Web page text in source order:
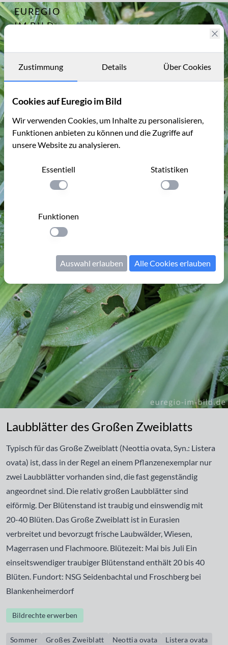
EUREGIO
IM BILD
Archiv
Kontakt
Archiv 14359
Laubblätter des Großen Zweiblatts
Typisch für das Große Zweiblatt (Neottia ovata, Syn.: Listera
ovata) ist, dass in der Regel an einem Pflanzenexemplar nur
zwei Laubblätter vorhanden sind, die fast gegenständig
angeordnet sind. Die relativ großen Laubblätter sind
eiförmig. Der Blütenstand ist traubig und einswendig mit
20-40 Blüten. Das Große Zweiblatt ist in Eurasien
verbreitet und bevorzugt frische Laubwälder, Wiesen,
Magerrasen und Flachmoore. Blütezeit: Mai bis Juli Ein
einseitswendiger traubiger Blütenstand enthält 20 bis 40
Blüten. Fundort: NSG Seidenbachtal und Froschberg bei
Blankenheimerdorf
Bildrechte erwerben
Sommer Großes Zweiblatt Neottia ovata
Listera ovata
Zustimmung Details Über Cookies
Cookies auf Euregio im Bild
Wir verwenden Cookies, um Inhalte zu personalisieren,
Funktionen anbieten zu können und die Zugriffe auf
unsere Website zu analysieren.
Essentiell
Einstellung anwenden
Statistiken
Einstellung
Funktionen
Einstellung anwenden
Auswahl erlauben Alle Cookies erlauben